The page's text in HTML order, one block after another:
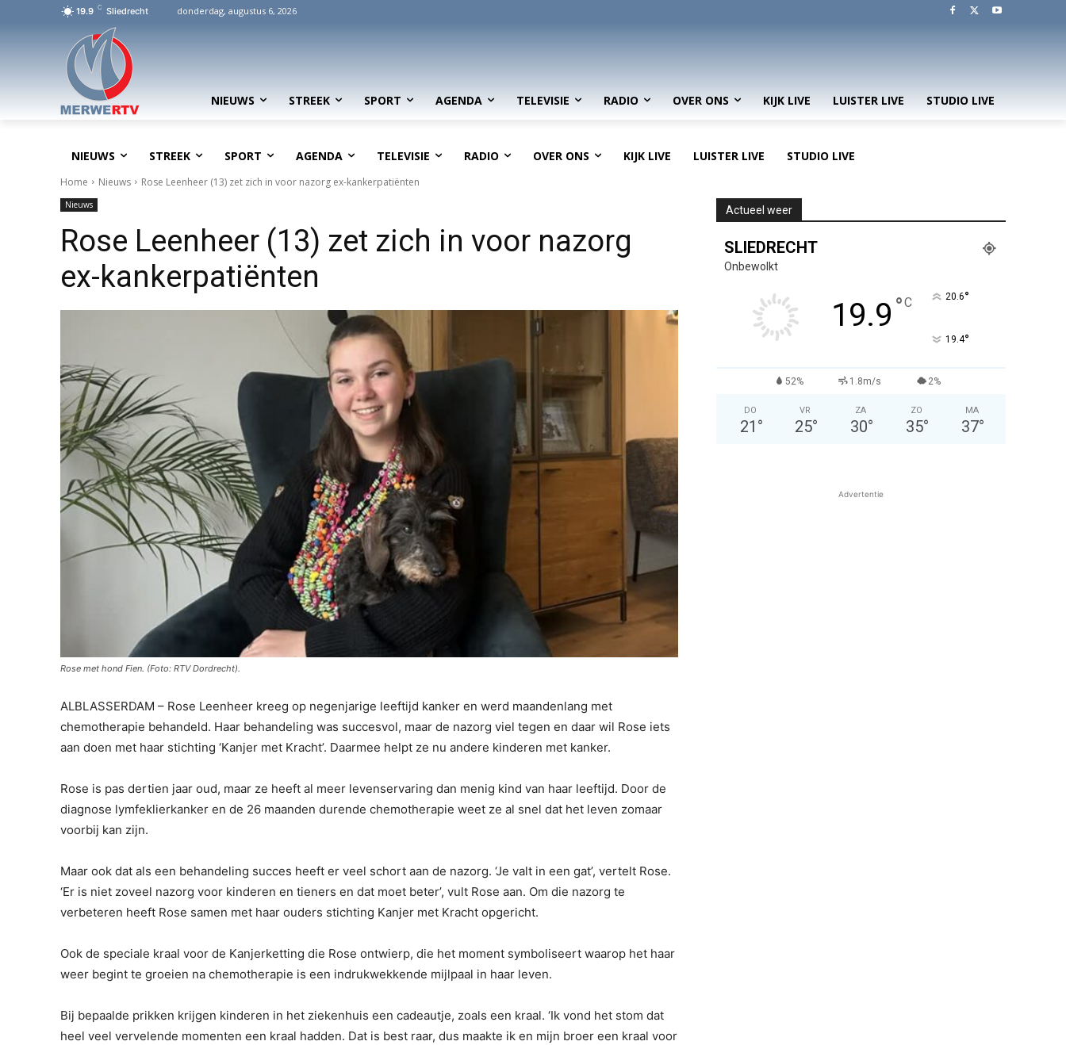
19.9 C Sliedrecht donderdag, augustus 6, 2026
NIEUWS STREEK SPORT AGENDA TELEVISIE RADIO OVER ONS KIJK LIVE LUISTER LIVE STUDIO LIVE
NIEUWS STREEK SPORT AGENDA TELEVISIE RADIO OVER ONS KIJK LIVE LUISTER LIVE STUDIO LIVE
Home Nieuws Rose Leenheer (13) zet zich in voor nazorg ex-kankerpatiënten
Nieuws
Rose Leenheer (13) zet zich in voor nazorg
ex-kankerpatiënten
Rose met hond Fien. (Foto: RTV Dordrecht).
ALBLASSERDAM – Rose Leenheer kreeg op negenjarige leeftijd kanker en werd maandenlang met
chemotherapie behandeld. Haar behandeling was succesvol, maar de nazorg viel tegen en daar wil Rose iets
aan doen met haar stichting ‘Kanjer met Kracht’. Daarmee helpt ze nu andere kinderen met kanker.
Rose is pas dertien jaar oud, maar ze heeft al meer levenservaring dan menig kind van haar leeftijd. Door de
diagnose lymfeklierkanker en de 26 maanden durende chemotherapie weet ze al snel dat het leven zomaar
voorbij kan zijn.
Maar ook dat als een behandeling succes heeft er veel schort aan de nazorg. ‘Je valt in een gat’, vertelt Rose.
‘Er is niet zoveel nazorg voor kinderen en tieners en dat moet beter’, vult Rose aan. Om die nazorg te
verbeteren heeft Rose samen met haar ouders stichting Kanjer met Kracht opgericht.
Ook de speciale kraal voor de Kanjerketting die Rose ontwierp, die het moment symboliseert waarop het haar
weer begint te groeien na chemotherapie is een indrukwekkende mijlpaal in haar leven.
Bij bepaalde prikken krijgen kinderen in het ziekenhuis een cadeautje, zoals een kraal. ‘Ik vond het stom dat
heel veel vervelende momenten een kraal hadden. Dat is best raar, dus maakte ik en mijn broer een kraal voor
Actueel weer
SLIEDRECHT
Onbewolkt
19.9 °C 20.6°
19.4°
52% 1.8m/s 2%
DO
21 °
VR
25°
ZA
30°
ZO
35°
MA
37°
Advertentie